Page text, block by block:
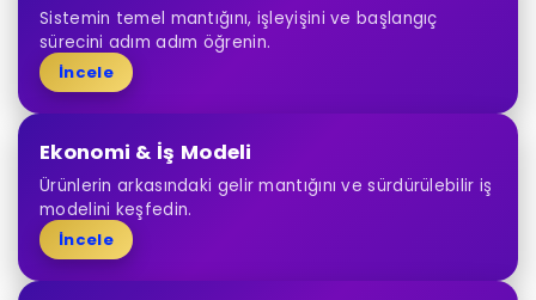
Sistemin temel mantığını, işleyişini ve başlangıç
sürecini adım adım öğrenin.
İncele
Ekonomi & İş Modeli
Ürünlerin arkasındaki gelir mantığını ve sürdürülebilir iş
modelini keşfedin.
İncele